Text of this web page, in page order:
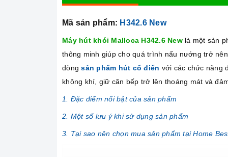
Mã sản phẩm: H342.6 New
Máy hút khói Malloca H342.6 Newlà một sản
thông minh giúp cho quá trình nấu nướng trở
dòngsản phẩm hút cổ điển với các chức năng
không khí, giữ căn bếp trở lên thoáng mát và
1. Đặc điểm nổi bật của sản phẩm
2. Một số lưu ý khi sử dụng sản phẩm
3. Tại sao nên chọn mua sản phẩm tại Home